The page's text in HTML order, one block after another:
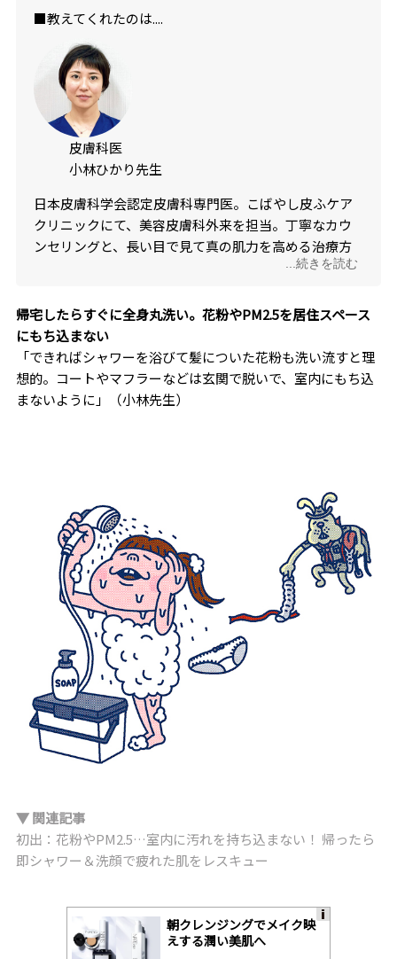
■教えてくれたのは....
皮膚科医
小林ひかり先生
日本皮膚科学会認定皮膚科専門医。こばやし皮ふケア
クリニックにて、美容皮膚科外来を担当。丁寧なカウ
ンセリングと、長い目で見て真の肌力を高める治療方
針に定評あり。クリニックでは、光治療もドクター自
...続きを読む
帰宅したらすぐに全身丸洗い。花粉やPM2.5を居住スペース
にもち込まない
「できればシャワーを浴びて髪についた花粉も洗い流すと理
想的。コートやマフラーなどは玄関で脱いで、室内にもち込
まないように」（小林先生）
▼ 関連記事
初出：花粉やPM2.5…室内に汚れを持ち込まない！ 帰ったら
即シャワー＆洗顔で疲れた肌をレスキュー
朝クレンジングでメイク映
えする潤い美肌へ